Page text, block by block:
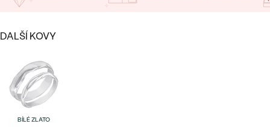
Bestsellery
DALŠÍ KOVY
BÍLÉ ZLATO